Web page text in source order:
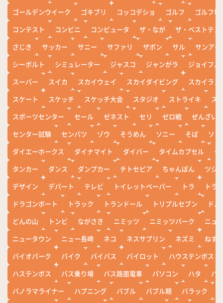
ゴールデンウイーク
ゴキブリ コッコデショ ゴルフ
ゴルフ場
コンテスト
コンビニ コンピュータ ザ・なが
ザ・ベストテン
さじき
サッカー サニー サファリ ザボン サル
サンアイ
シーボルト
シミュレーター ジャスコ ジャンがラ
ジョイフル
スーパー
スイカ スカイウェイ スカイダイビング
スカイラン
スケート
スケッチ スケッチ大会 スタジオ ストライキ
ス
スポーツセンター
セール ゼネスト セリ ゼロ戦
ぜんざい
センター試験
センバツ ゾウ そうめん ソニー そば
ソ
ダイエーホークス
ダイナマイト ダイバー タイムカプセル
タ
タンカー
ダンス ダンプカー チトセピア ちゃんぽん
ツシ
デザイン
デパート テレビ トイレットペーパー トラ
トラ
ドラゴンボート
トラック トランドール トリプルセブン
ド
どんの山
トンビ ながさき ニミッツ ニミッツパーク
ニュ
ニュータウン
ニュー長崎 ネコ ネスサブリン ネズミ
ねず
バイオパーク
バイク バイパス パイロット
ハウステンボス
ハステンボス
バス乗り場 バス路面電車 パソコン ハタ
ハ
パノラマライナー
ハプニング バブル バブル期 バラック